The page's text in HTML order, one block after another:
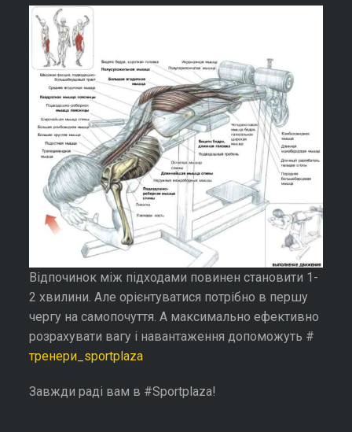
Відпочинок між підходами повинен становити 1-
2 хвилини. Але орієнтуватися потрібно в першу
чергу на самопочуття. А максимально ефективно
розрахувати вагу і навантаження допоможуть #
тренери_sportplaza
Завжди раді вам в #Sportplaza!